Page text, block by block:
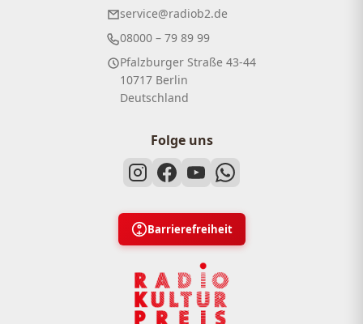
service@radiob2.de
08000 – 79 89 99
Pfalzburger Straße 43-44
10717 Berlin
Deutschland
Folge uns
Barrierefreiheit